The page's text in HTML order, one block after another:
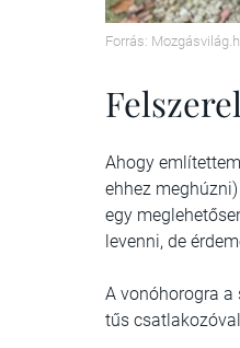
Forrás:
Ahogy
ehhez
egy
levenni, de
A vonóhorogra
tűs